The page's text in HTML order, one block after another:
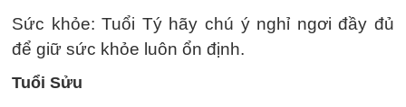
Sức khỏe: Tuổi Tý hãy chú ý nghỉ ngơi đầy đủ
để giữ sức khỏe luôn ổn định.
Tuổi Sửu